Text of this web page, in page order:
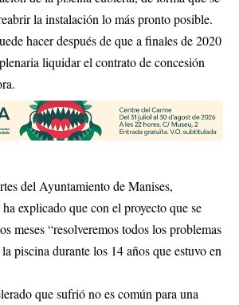
la instalación lo más pronto posible.
hacer después de que a finales de 2020
liquidar el contrato de concesión
del Ayuntamiento de Manises,
explicado que con el proyecto que se
meses “resolveremos todos los problemas
piscina durante los 14 años que estuvo en
que sufrió no es común para una